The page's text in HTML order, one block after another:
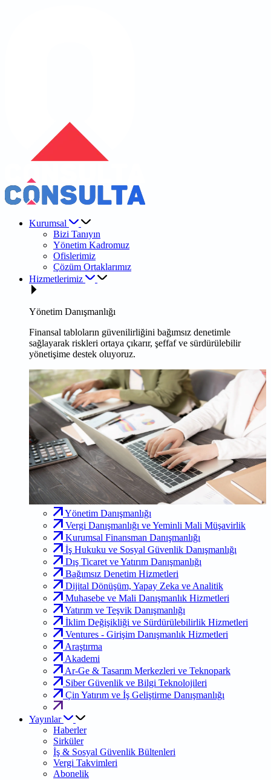
Kurumsal
Bizi Tanıyın
Yönetim Kadromuz
Ofislerimiz
Çözüm Ortaklarımız
Hizmetlerimiz
Yönetim Danışmanlığı
Finansal tabloların güvenilirliğini bağımsız denetimle
sağlayarak riskleri ortaya çıkarır, şeffaf ve sürdürülebilir
yönetişime destek oluyoruz.
Yönetim Danışmanlığı
Vergi Danışmanlığı ve Yeminli Mali Müşavirlik
Kurumsal Finansman Danışmanlığı
İş Hukuku ve Sosyal Güvenlik Danışmanlığı
Dış Ticaret ve Yatırım Danışmanlığı
Bağımsız Denetim Hizmetleri
Dijital Dönüşüm, Yapay Zeka ve Analitik
Muhasebe ve Mali Danışmanlık Hizmetleri
Yatırım ve Teşvik Danışmanlığı
İklim Değişikliği ve Sürdürülebilirlik Hizmetleri
Ventures - Girişim Danışmanlık Hizmetleri
Araştırma
Akademi
Ar-Ge & Tasarım Merkezleri ve Teknopark
Siber Güvenlik ve Bilgi Teknolojileri
Çin Yatırım ve İş Geliştirme Danışmanlığı
Yayınlar
Haberler
Sirküler
İş & Sosyal Güvenlik Bültenleri
Vergi Takvimleri
Abonelik